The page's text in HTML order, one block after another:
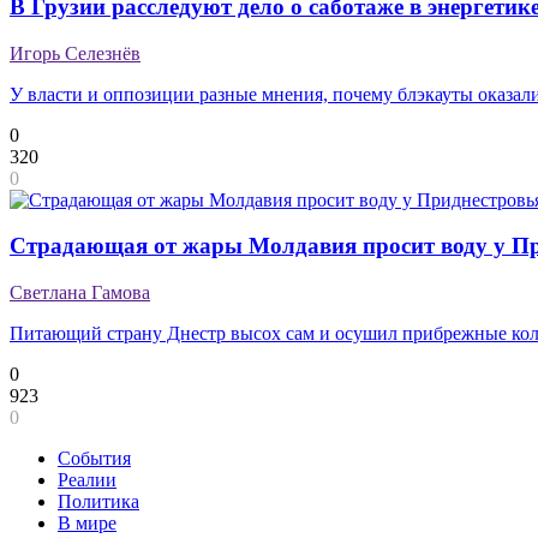
В Грузии расследуют дело о саботаже в
Игорь Селезнёв
У власти и оппозиции разные мнения, почему блэкауты
0
320
0
Страдающая от жары Молдавия просит воду у
Светлана Гамова
Питающий страну Днестр высох сам и осушил прибрежные
0
923
0
События
Реалии
Политика
В мире